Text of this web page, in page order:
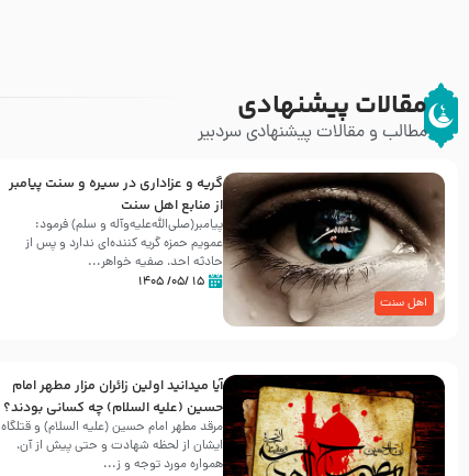
مقالات پیشنهادی
مطالب و مقالات پیشنهادی سردبیر
اهل سنت
گریه و عزاداری در سیره و سنت پیامبر
از منابع اهل سنت
پیامبر(صلی‌الله‌علیه‌وآله و سلم) فرمود:
عمویم حمزه گریه کننده‌ای ندارد و پس از
حادثه احد، صفیه خواهر...
۱۵ /۰۵/ ۱۴۰۵
آیا میدانید اولین زائران مزار مطهر امام
حسین (علیه السلام) چه کسانی بودند؟
مرقد مطهر امام حسین (علیه السلام) و قتلگاه
ایشان از لحظه شهادت و حتی پیش از آن،
همواره مورد توجه و ز...